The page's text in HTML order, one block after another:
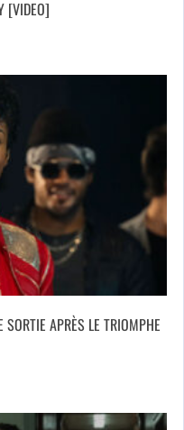
[VIDEO]
SORTIE APRÈS LE TRIOMPHE